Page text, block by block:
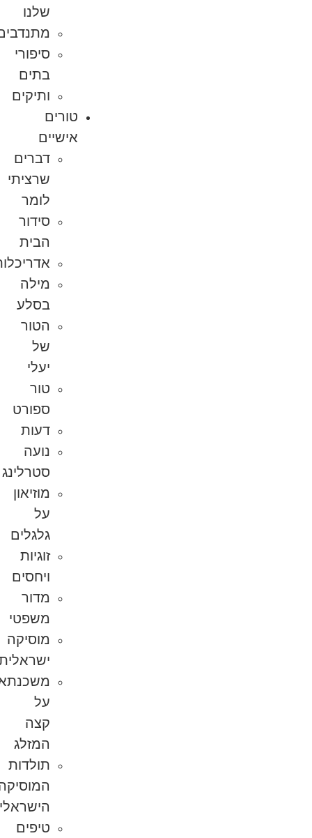
שלנו
מתנדבים
סיפורי
בתים
ותיקים
טורים
אישיים
דברים
שרציתי
לומר
סידור
הבית
אדריכלות
מילה
בסלע
הטור
טור
ספורט
דעות
נועה
סטרלינג
מוזיאון
גלגלים
זוגיות
ויחסים
מדור
משפטי
מוסיקה
ישראלית
משכנתא
המזלג
תולדות
המוסיקה
הישראלית
טיפים